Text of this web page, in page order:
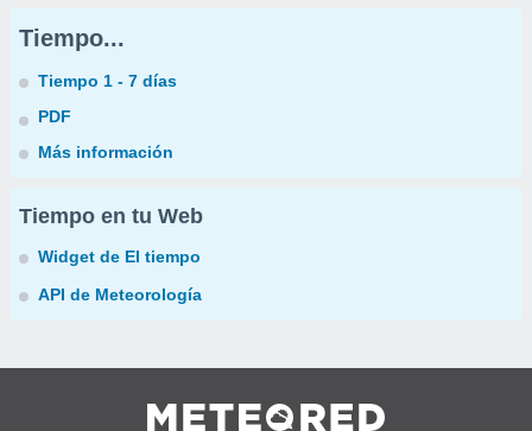
Tiempo...
Tiempo 1 - 7 días
PDF
Más información
Tiempo en tu Web
Widget de El tiempo
API de Meteorología